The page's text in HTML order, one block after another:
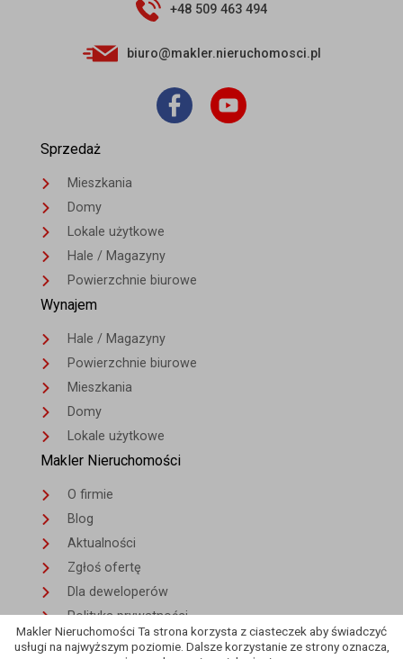
+48 509 463 494
biuro@makler.nieruchomosci.pl
Sprzedaż
Mieszkania
Domy
Lokale użytkowe
Hale / Magazyny
Powierzchnie biurowe
Wynajem
Hale / Magazyny
Powierzchnie biurowe
Mieszkania
Domy
Lokale użytkowe
Makler Nieruchomości
O firmie
Blog
Aktualności
Zgłoś ofertę
Dla deweloperów
Polityka prywatności
Kontakt
Makler Nieruchomości Ta strona korzysta z ciasteczek aby świadczyć
usługi na najwyższym poziomie. Dalsze korzystanie ze strony oznacza,